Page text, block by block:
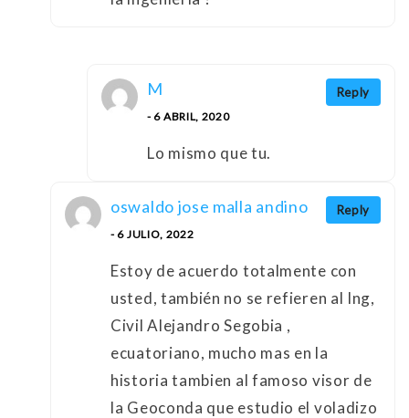
Reply
M
- 6 ABRIL, 2020
Lo mismo que tu.
Reply
oswaldo jose malla andino
- 6 JULIO, 2022
Estoy de acuerdo totalmente con
usted, también no se refieren al Ing,
Civil Alejandro Segobia ,
ecuatoriano, mucho mas en la
historia tambien al famoso visor de
la Geoconda que estudio el voladizo